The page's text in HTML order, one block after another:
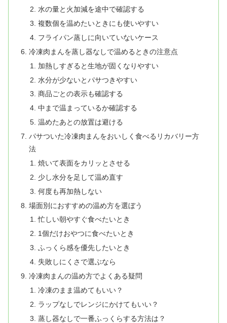
水の量と火加減を途中で確認する
複数個を温めたいときにも使いやすい
フライパン蒸しに向いていないケース
冷凍肉まんを蒸し器なしで温めるときの注意点
加熱しすぎると生地が固くなりやすい
水分が少ないとパサつきやすい
商品ごとの表示も確認する
中まで温まっているか確認する
温めたあとの放置は避ける
パサついた冷凍肉まんをおいしく食べるリカバリー方
法
焼いて表面をカリッとさせる
少し水分を足して温め直す
何度も再加熱しない
場面別におすすめの温め方を選ぼう
忙しい朝やすぐ食べたいとき
1個だけおやつに食べたいとき
ふっくら感を優先したいとき
失敗しにくさで選ぶなら
冷凍肉まんの温め方でよくある疑問
冷凍のまま温めてもいい？
ラップなしでレンジにかけてもいい？
蒸し器なしで一番ふっくらする方法は？